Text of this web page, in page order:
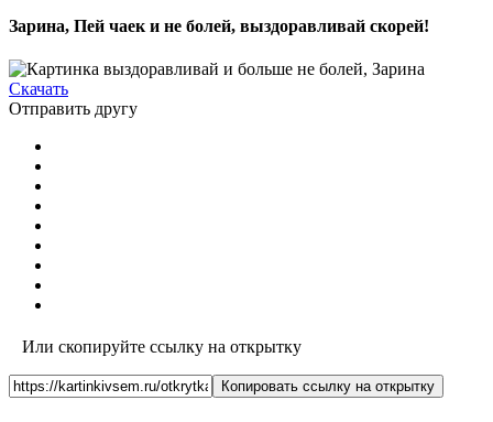
Зарина, Пей чаек и не болей, выздоравливай скорей!
Скачать
Отправить другу
Или скопируйте ссылку на открытку
Копировать ссылку на открытку